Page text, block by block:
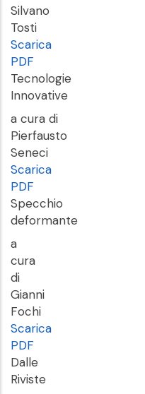
Silvano
Tosti
Scarica
PDF
Tecnologie
Innovative
a cura di
Pierfausto
Seneci
Scarica
PDF
Specchio
deformante
a
cura
di
Gianni
Fochi
Scarica
PDF
Dalle
Riviste